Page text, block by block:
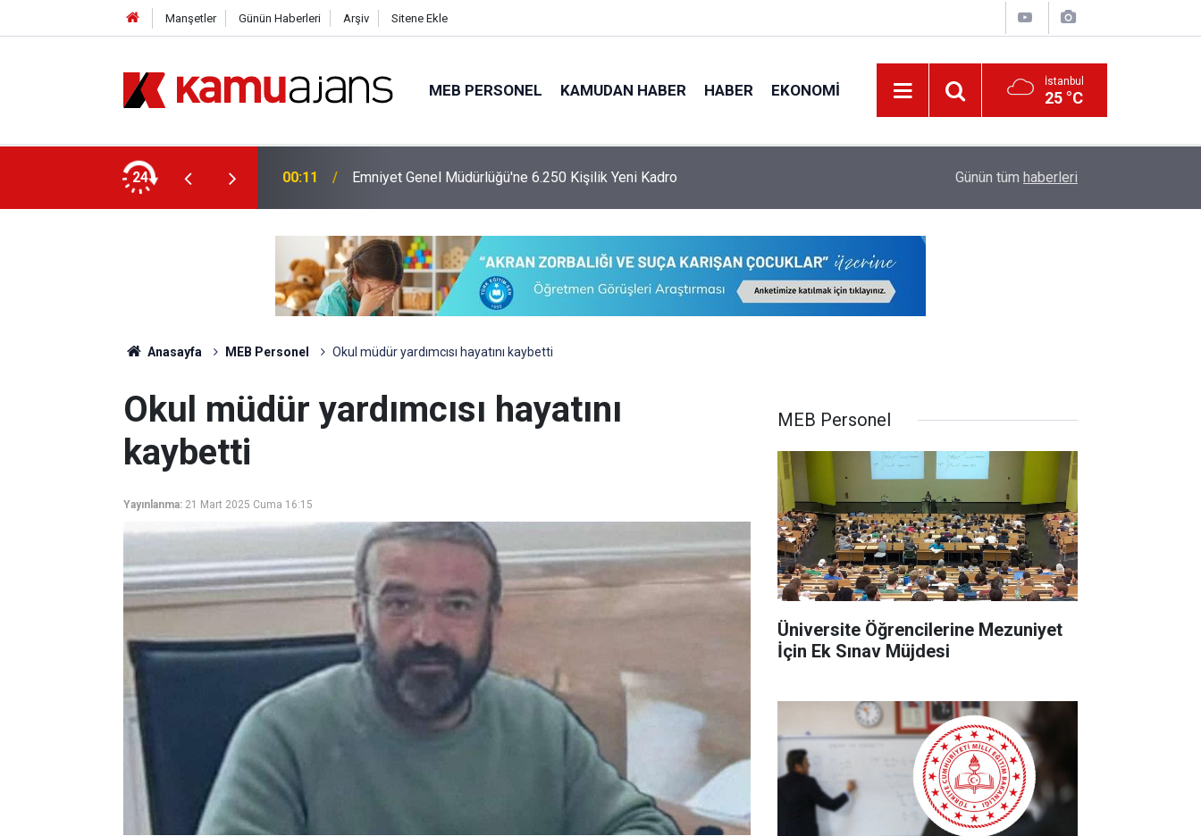
Manşetler Günün Haberleri Arşiv Sitene Ekle
MEB PERSONEL KAMUDAN HABER HABER EKONOMI İstanbul
25 °C
24
İçin Ek Sınav Müjdesi 00:11 Emniyet Genel Müdürlüğü'ne 6.250 Kişilik Yeni Kadro MEB Öğretmenlere İl Emri Atama Hakkı
Günün tüm haberleri
Anasayfa MEB Personel Okul müdür yardımcısı hayatını kaybetti
Okul müdür yardımcısı hayatını
kaybetti
Yayınlanma: 21 Mart 2025 Cuma 16:15
MEB Personel
Üniversite Öğrencilerine Mezuniyet
İçin Ek Sınav Müjdesi